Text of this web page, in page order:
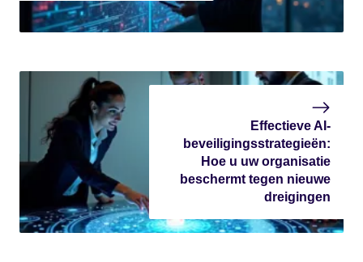
Effectieve AI-
beveiligingsstrategieën:
Hoe u uw organisatie
beschermt tegen nieuwe
dreigingen